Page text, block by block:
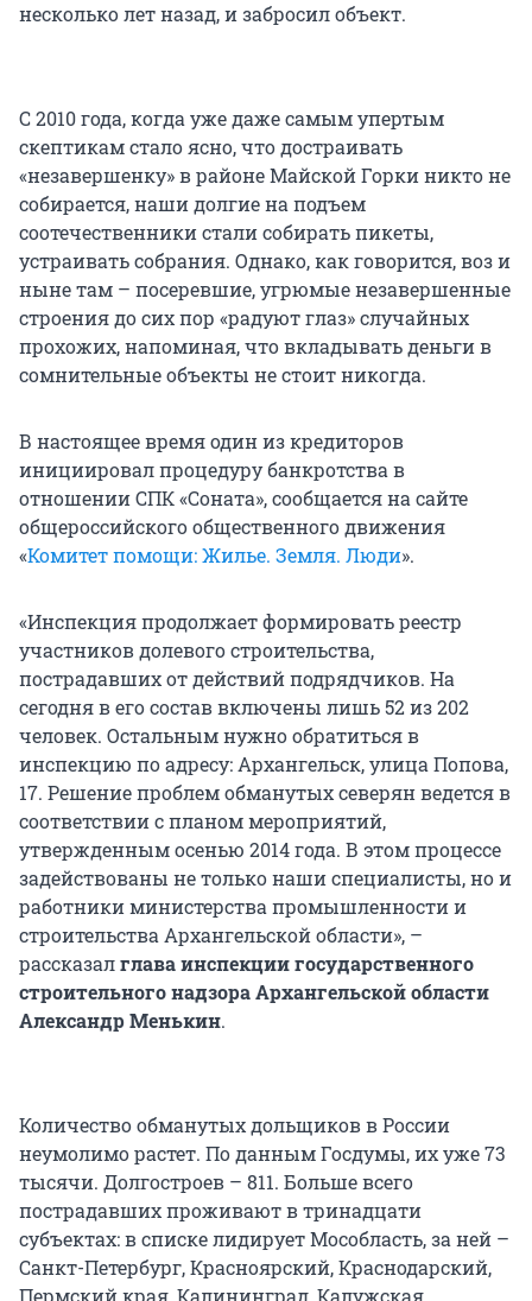
несколько лет назад, и забросил объект.
С 2010 года, когда уже даже самым упертым
скептикам стало ясно, что достраивать
«незавершенку» в районе Майской Горки никто не
собирается, наши долгие на подъем
соотечественники стали собирать пикеты,
устраивать собрания. Однако, как говорится, воз и
ныне там – посеревшие, угрюмые незавершенные
строения до сих пор «радуют глаз» случайных
прохожих, напоминая, что вкладывать деньги в
сомнительные объекты не стоит никогда.
В настоящее время один из кредиторов
инициировал процедуру банкротства в
отношении СПК «Соната», сообщается на сайте
общероссийского общественного движения
«Комитет помощи: Жилье. Земля. Люди».
«Инспекция продолжает формировать реестр
участников долевого строительства,
пострадавших от действий подрядчиков. На
сегодня в его состав включены лишь 52 из 202
человек. Остальным нужно обратиться в
инспекцию по адресу: Архангельск, улица Попова,
17. Решение проблем обманутых северян ведется в
соответствии с планом мероприятий,
утвержденным осенью 2014 года. В этом процессе
задействованы не только наши специалисты, но и
работники министерства промышленности и
строительства Архангельской области», –
рассказалглава инспекции государственного
строительного надзора Архангельской области
Александр Менькин.
Количество обманутых дольщиков в России
неумолимо растет. По данным Госдумы, их уже 73
тысячи. Долгостроев – 811. Больше всего
пострадавших проживают в тринадцати
субъектах: в списке лидирует Мособласть, за ней –
Санкт-Петербург, Красноярский, Краснодарский,
Пермский края, Калининград, Калужская,